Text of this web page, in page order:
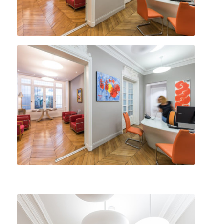
Cabinet de stomatologie du Dr
Tordjman